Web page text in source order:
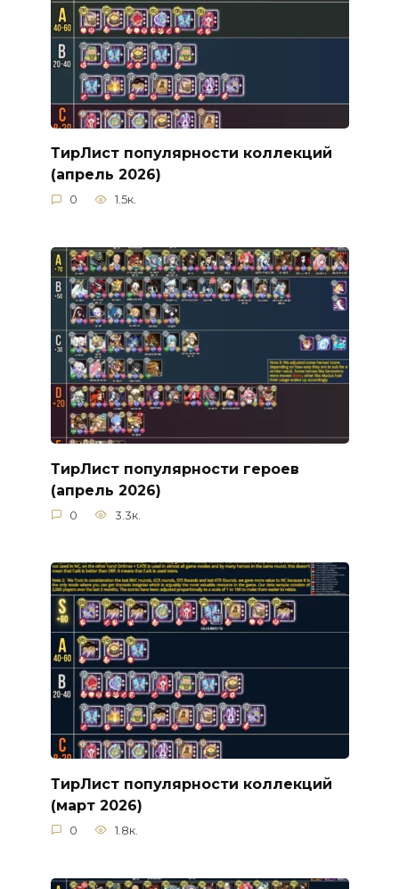
ТирЛист популярности коллекций
(апрель 2026)
0 1.5к.
ТирЛист популярности героев
(апрель 2026)
0 3.3к.
ТирЛист популярности коллекций
(март 2026)
0 1.8к.